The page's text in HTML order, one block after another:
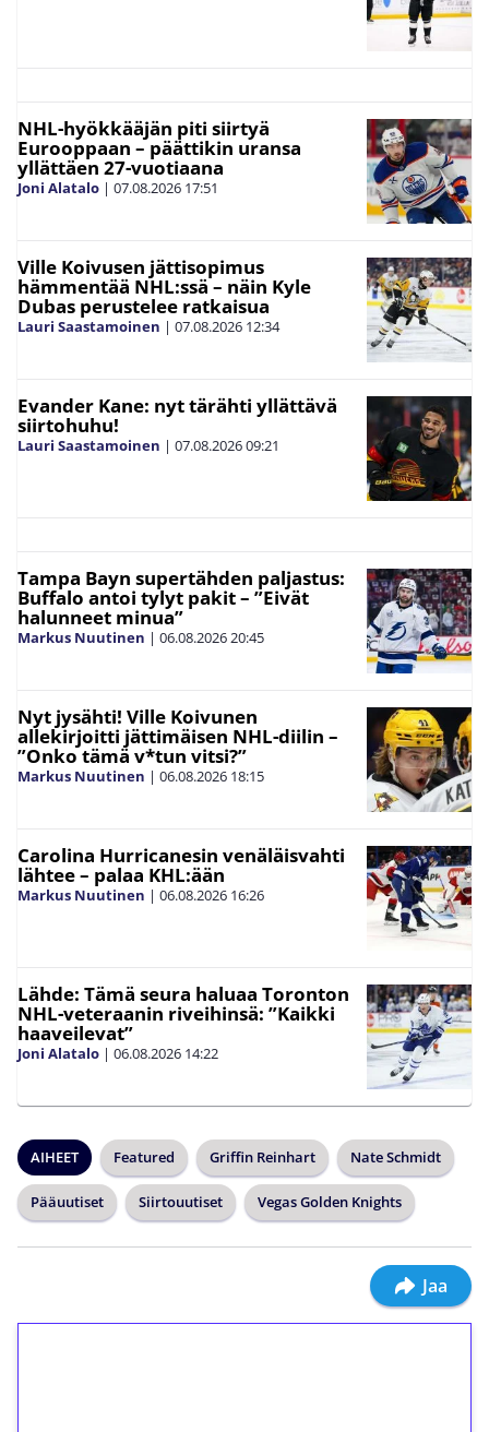
NHL-hyökkääjän piti siirtyä
Eurooppaan – päättikin uransa
yllättäen 27-vuotiaana
Joni Alatalo | 07.08.2026 17:51
Ville Koivusen jättisopimus
hämmentää NHL:ssä – näin Kyle
Dubas perustelee ratkaisua
Lauri Saastamoinen | 07.08.2026 12:34
Evander Kane: nyt tärähti yllättävä
siirtohuhu!
Lauri Saastamoinen | 07.08.202609:21
Tampa Bayn supertähden paljastus:
Buffalo antoi tylyt pakit – ”Eivät
halunneet minua”
Markus Nuutinen | 06.08.202620:45
Nyt jysähti! Ville Koivunen
allekirjoitti jättimäisen NHL-diilin –
”Onko tämä v*tun vitsi?”
Markus Nuutinen | 06.08.2026 18:15
Carolina Hurricanesin venäläisvahti
lähtee – palaa KHL:ään
Markus Nuutinen | 06.08.2026 16:26
Lähde: Tämä seura haluaa Toronton
NHL-veteraanin riveihinsä: ”Kaikki
haaveilevat”
Joni Alatalo | 06.08.2026 14:22
AIHEET Featured Griffin Reinhart Nate Schmidt
Pääuutiset Siirtouutiset Vegas Golden Knights
Jaa